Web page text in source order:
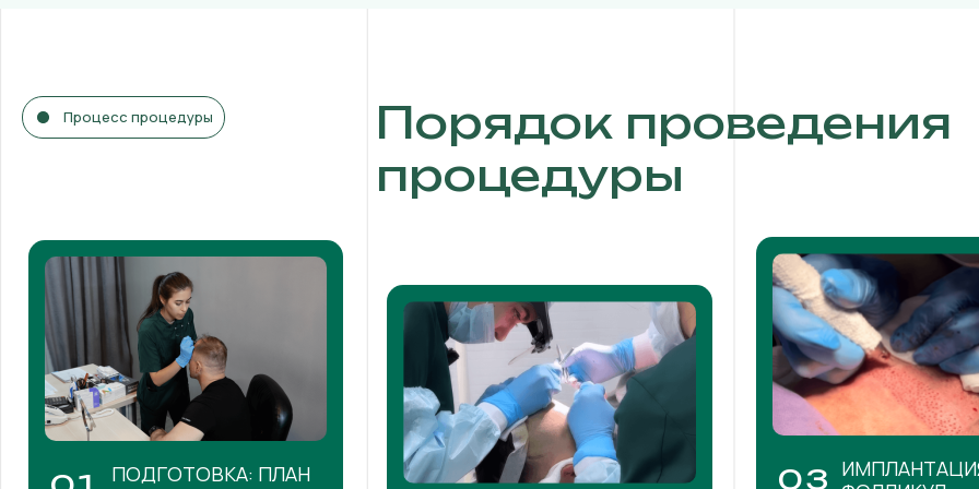
Процесс процедуры
Порядок проведения
процедуры
ПОДГОТОВКА: ПЛАН
03